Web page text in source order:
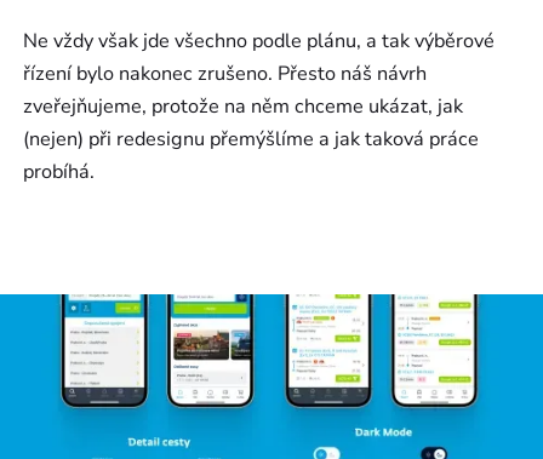
Ne vždy však jde všechno podle plánu, a tak výběrové
řízení bylo nakonec zrušeno. Přesto náš návrh
zveřejňujeme, protože na něm chceme ukázat, jak
(nejen) při redesignu přemýšlíme a jak taková práce
probíhá.